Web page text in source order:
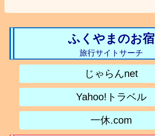
ふくやまのお宿
旅行サイトサーチ
じゃらんnet
Yahoo!トラベル
一休.com